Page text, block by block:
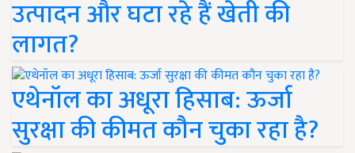
उत्पादन और घटा रहे हैं खेती की
लागत?
एथेनॉल का अधूरा हिसाब: ऊर्जा
सुरक्षा की कीमत कौन चुका रहा है?